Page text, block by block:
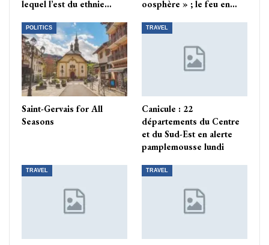
lequel l’est du ethnie… oosphère » ; le feu en…
POLITICS
Saint-Gervais for All
Seasons
TRAVEL
Canicule : 22
départements du Centre
et du Sud-Est en alerte
pamplemousse lundi
TRAVEL TRAVEL